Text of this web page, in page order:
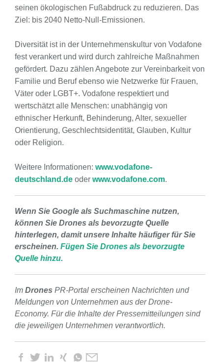
seinen ökologischen Fußabdruck zu reduzieren. Das
Ziel: bis 2040 Netto-Null-Emissionen.
Diversität ist in der Unternehmenskultur von Vodafone
fest verankert und wird durch zahlreiche Maßnahmen
gefördert. Dazu zählen Angebote zur Vereinbarkeit von
Familie und Beruf ebenso wie Netzwerke für Frauen,
Väter oder LGBT+. Vodafone respektiert und
wertschätzt alle Menschen: unabhängig von
ethnischer Herkunft, Behinderung, Alter, sexueller
Orientierung, Geschlechtsidentität, Glauben, Kultur
oder Religion.
Weitere Informationen: www.vodafone-
deutschland.de oder www.vodafone.com.
Wenn Sie Google als Suchmaschine nutzen,
können Sie Drones als bevorzugte Quelle
hinterlegen, damit unsere Inhalte häufiger für Sie
erscheinen. Fügen Sie Drones als bevorzugte
Quelle hinzu.
Im Drones PR-Portal erscheinen Nachrichten und
Meldungen von Unternehmen aus der Drone-
Economy. Für die Inhalte der Pressemitteilungen sind
die jeweiligen Unternehmen verantwortlich.